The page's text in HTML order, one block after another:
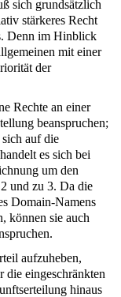
sich grundsätzlich
stärkeres Recht
Denn im Hinblick
mit einer
der
Rechte an einer
beanspruchen;
auf die
es sich bei
um den
und zu 3. Da die
Domain-Namens
können sie auch
aufzuheben,
die eingeschränkten
hinaus